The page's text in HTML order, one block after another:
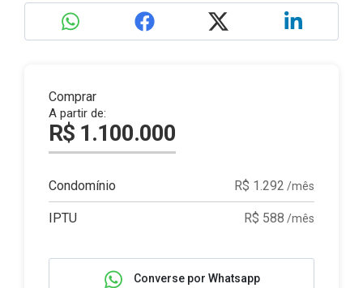
Comprar
A partir de:
R$ 1.100.000
Condomínio R$ 1.292 /mês
IPTU R$ 588 /mês
Converse por Whatsapp